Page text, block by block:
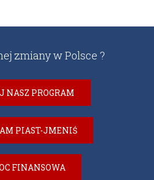
zmiany w Polsce ?
NASZ PROGRAM
PIAST-JMENIŚ
FINANSOWA